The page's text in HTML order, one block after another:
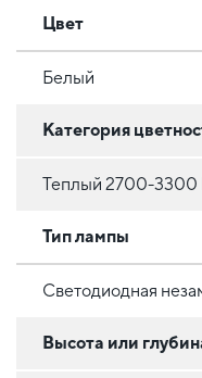
Цвет
Белый
Категория
Теплый 2700-3300
Тип лампы
Светодиодная
Высота или